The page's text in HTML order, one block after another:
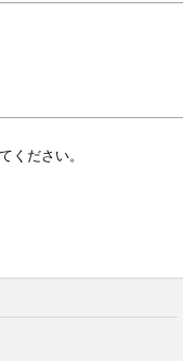
ください。